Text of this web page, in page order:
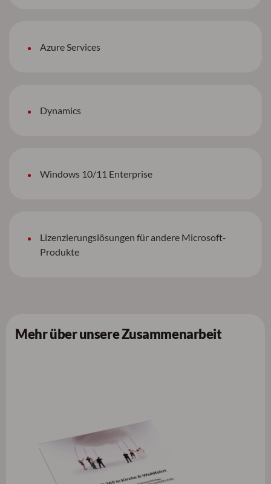
Azure Services
Dynamics
Windows 10/11 Enterprise
Lizenzierungslösungen für andere Microsoft-
Produkte
Mehr über unsere Zusammenarbeit